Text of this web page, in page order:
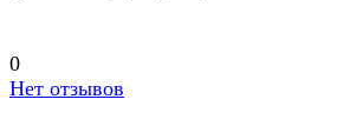
0
Нет отзывов